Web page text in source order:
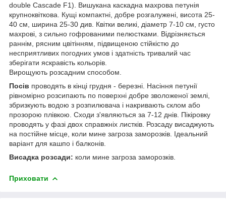
double Cascade F1). Вишукана каскадна махрова петунія
крупноквіткова. Кущі компактні, добре розгалужені, висота 25-
40 см, ширина 25-30 див. Квітки великі, діаметр 7-10 см, густо
махрові, з сильно гофрованими пелюстками. Відрізняється
раннім, рясним цвітінням, підвищеною стійкістю до
несприятливих погодних умов і здатність тривалий час
зберігати яскравість кольорів.
Вирощують розсадним способом.
Посів проводять в кінці грудня - березні. Насіння петунії
рівномірно розсипають по поверхні добре зволоженої землі,
збризкують водою з розпилювача і накривають склом або
прозорою плівкою. Сходи з'являються за 7-12 днів. Пікіровку
проводять у фазі двох справжніх листків. Розсаду висаджують
на постійне місце, коли мине загроза заморозків. Ідеальний
варіант для кашпо і балконів.
Висадка розсади: коли мине загроза заморозків.
Приховати